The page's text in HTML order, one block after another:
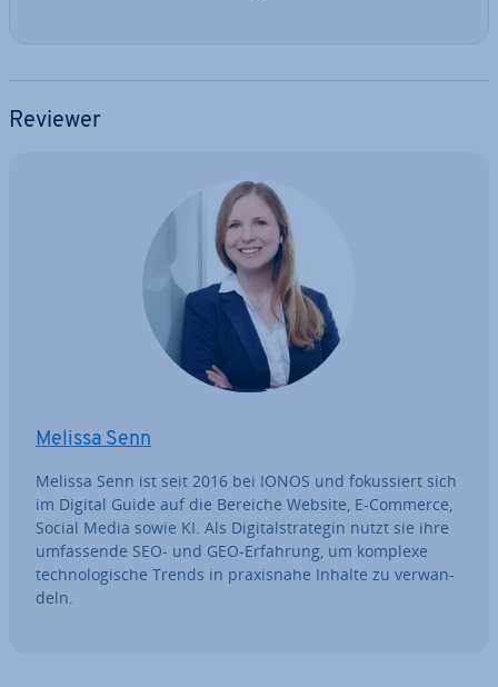
Reviewer
Melissa Senn
Melissa Senn ist seit 2016 bei IONOS und fo­kus­siert sich
im Digital Guide auf die Bereiche Website, E-Commerce,
Social Media sowie KI. Als Di­gi­tal­stra­te­gin nutzt sie ihre
um­fas­sen­de SEO- und GEO-Erfahrung, um komplexe
tech­no­lo­gi­sche Trends in pra­xis­na­he Inhalte zu ver­wan­
deln.